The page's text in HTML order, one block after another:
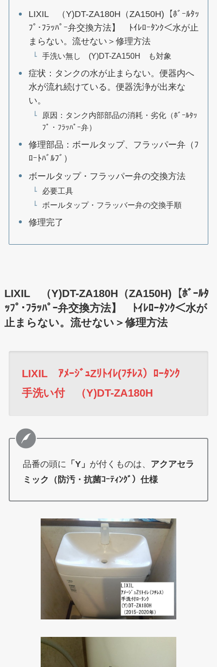
LIXIL （Y)DT-ZA180H（ZA150H)【ﾎﾞｰﾙﾀｯ
ﾌﾟ･ﾌﾗｯﾊﾟｰ弁交換方法】 ﾄｲﾚﾛｰﾀﾝｸ＜水が止
まらない。流せない＞修理方法
手洗い無し (Y)DT-ZA150H も対象
症状：タンクの水が止まらない。便器内へ
水が流れ続けている。便器洗浄が出来な
い。
原因：タンク内部部品の消耗・劣化（ﾎﾞｰﾙﾀｯ
ﾌﾟ・ﾌﾗｯﾊﾟｰ弁）
修理部品：ボールタップ、フラッパー弁（ﾌ
ﾛｰﾄﾊﾞﾙﾌﾞ）
ボールタップ・フラッパー弁の交換方法
必要工具
ボールタップ・フラッバー弁の交換手順
修理完了
LIXIL （Y)DT-ZA180H（ZA150H)【ﾎﾞｰﾙﾀ
ｯﾌﾟ･ﾌﾗｯﾊﾟｰ弁交換方法】 ﾄｲﾚﾛｰﾀﾝｸ＜水が
止まらない。流せない＞修理方法
LIXIL ｱﾒｰｼﾞｭZﾘﾄｲﾚ(ﾌﾁﾚｽ）ﾛｰﾀﾝｸ
手洗い付 （Y)DT-ZA180H
品番の頭に 「Y」 が付くものは、 アクアセラ
ミック（防汚・抗菌ｺｰﾃｨﾝｸﾞ）仕様